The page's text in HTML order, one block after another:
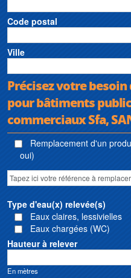
Code postal
Ville
Précisez votre
pour bâtiments
commerciaux Sfa,
Remplacement d'un
oui)
Type d'eau(x) relevée(s)
Eaux claires, lessivielles
Eaux chargées (WC)
Hauteur à relever
En mètres